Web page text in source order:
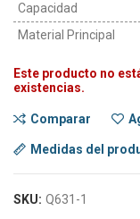
Capacidad
Material Principal
Este producto no
existencias.
Comparar
Medidas del
SKU: Q631-1